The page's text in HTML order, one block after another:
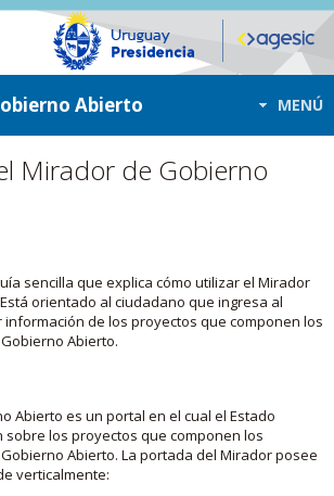
Abierto MENÚ
Mirador de Gobierno
sencilla que explica cómo utilizar el Mirador
orientado al ciudadano que ingresa al
de los proyectos que componen los
Abierto.
Abierto es un portal en el cual el Estado
los proyectos que componen los
Abierto. La portada del Mirador posee
verticalmente: